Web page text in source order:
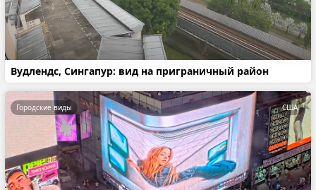
Вудлендс, Сингапур: вид на приграничный район
Городские виды США